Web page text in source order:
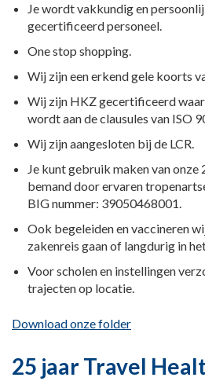
Je wordt vakkundig en
gecertificeerd personeel.
One stop shopping.
Wij zijn een erkend gele koorts
Wij zijn HKZ gecertificeerd
wordt aan de clausules van ISO
Wij zijn aangesloten bij de LCR.
Je kunt gebruik maken van onze
bemand door ervaren
BIG nummer: 39050468001.
Ook begeleiden en vaccineren
zakenreis gaan of langdurig in
Voor scholen en instellingen
trajecten op locatie.
Download onze folder
25 jaar Travel